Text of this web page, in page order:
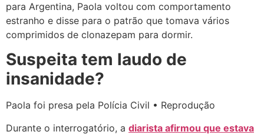
para Argentina, Paola voltou com comportamento
estranho e disse para o patrão que tomava vários
comprimidos de clonazepam para dormir.
Suspeita tem laudo de
insanidade?
Paola foi presa pela Polícia Civil • Reprodução
Durante o interrogatório, a diarista afirmou que estava